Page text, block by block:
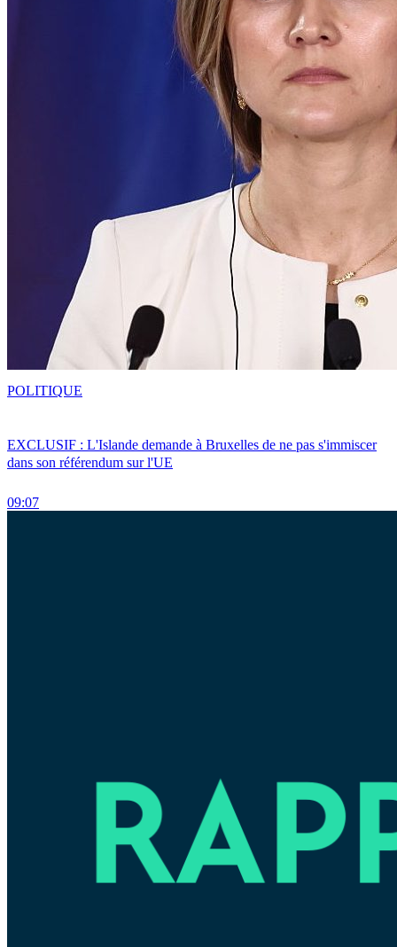
EXCLUSIF : L'Islande demande à Bruxelles de ne pas s'immiscer
dans son référendum sur l'UE
09:07
POLITIQUE